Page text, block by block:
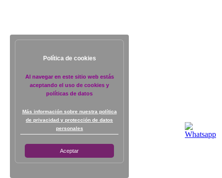
Política de cookies
Al navegar en este sitio web estás
aceptando el uso de cookies y
políticas de datos
Más información sobre nuestra política
de privacidad y protección de datos
personales
Aceptar